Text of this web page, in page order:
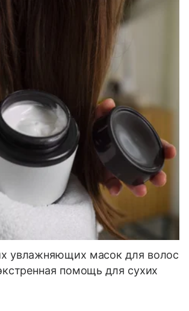
увлажняющих масок для волос
помощь для сухих